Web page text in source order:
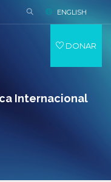
Internacional
ENGLISH
DONAR